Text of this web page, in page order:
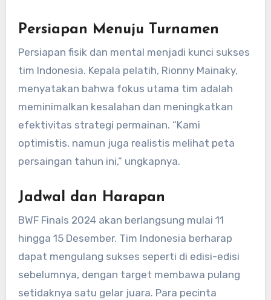
Persiapan Menuju Turnamen
Persiapan fisik dan mental menjadi kunci sukses
tim Indonesia. Kepala pelatih, Rionny Mainaky,
menyatakan bahwa fokus utama tim adalah
meminimalkan kesalahan dan meningkatkan
efektivitas strategi permainan. “Kami
optimistis, namun juga realistis melihat peta
persaingan tahun ini,” ungkapnya.
Jadwal dan Harapan
BWF Finals 2024 akan berlangsung mulai 11
hingga 15 Desember. Tim Indonesia berharap
dapat mengulang sukses seperti di edisi-edisi
sebelumnya, dengan target membawa pulang
setidaknya satu gelar juara. Para pecinta